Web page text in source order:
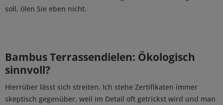
soll, ölen Sie eben nicht.
Bambus Terrassendielen: Ökologisch
sinnvoll?
Hierrüber lässt sich streiten. Ich stehe Zertifikaten immer
skeptisch gegenüber, weil im Detail oft getrickst wird und man